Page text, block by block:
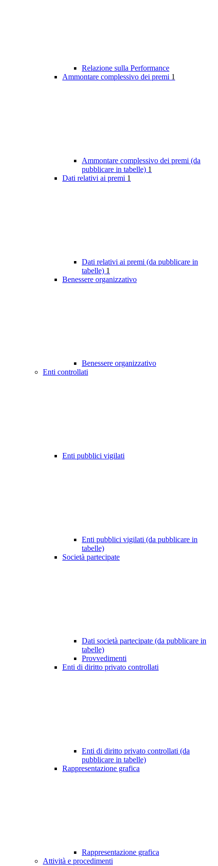
Relazione sulla Performance
Ammontare complessivo dei premi 1
Ammontare complessivo dei premi (da
pubblicare in tabelle) 1
Dati relativi ai premi 1
Dati relativi ai premi (da pubblicare in
tabelle) 1
Benessere organizzativo
Benessere organizzativo
Enti controllati
Enti pubblici vigilati
Enti pubblici vigilati (da pubblicare in
tabelle)
Società partecipate
Dati società partecipate (da pubblicare in
tabelle)
Provvedimenti
Enti di diritto privato controllati
Enti di diritto privato controllati (da
pubblicare in tabelle)
Rappresentazione grafica
Rappresentazione grafica
Attività e procedimenti